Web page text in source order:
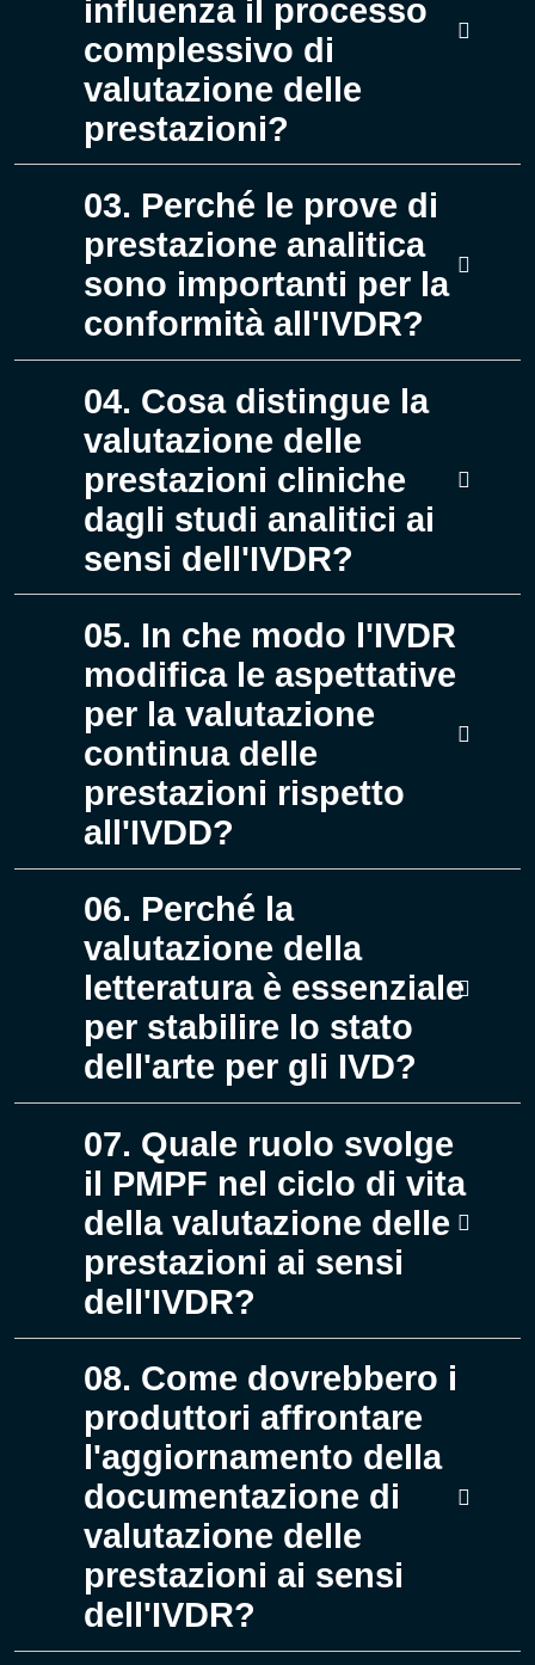
influenza il processo
complessivo di
valutazione delle
prestazioni?
03. Perché le prove di
prestazione analitica
sono importanti per la
conformità all'IVDR?
04. Cosa distingue la
valutazione delle
prestazioni cliniche
dagli studi analitici ai
sensi dell'IVDR?
05. In che modo l'IVDR
modifica le aspettative
per la valutazione
continua delle
prestazioni rispetto
all'IVDD?
06. Perché la
valutazione della
letteratura è essenziale
per stabilire lo stato
dell'arte per gli IVD?
07. Quale ruolo svolge
il PMPF nel ciclo di vita
della valutazione delle
prestazioni ai sensi
dell'IVDR?
08. Come dovrebbero i
produttori affrontare
l'aggiornamento della
documentazione di
valutazione delle
prestazioni ai sensi
dell'IVDR?